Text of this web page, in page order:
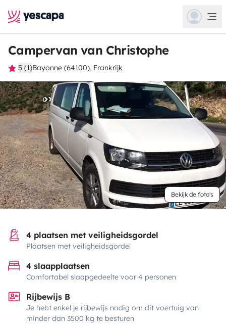
Campervan van Christophe
5 (1)Bayonne (64100), Frankrijk
Bekijk de foto's
4 plaatsen met veiligheidsgordel
Plaatsen met veiligheidsgordel
4 slaapplaatsen
Comfortabel slaapgedeelte voor 4 personen
Rijbewijs B
Je hebt enkel je rijbewijs nodig om dit voertuig van
minder dan 3500 kg te besturen